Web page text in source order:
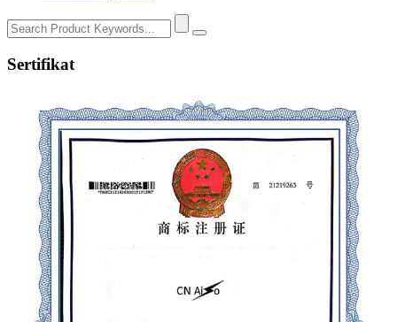
Sertifikat